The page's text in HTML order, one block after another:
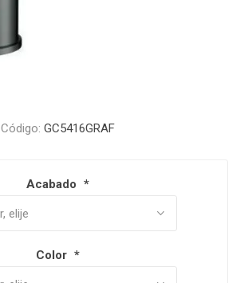
Código: GC5416GRAF
Acabado *
Color *